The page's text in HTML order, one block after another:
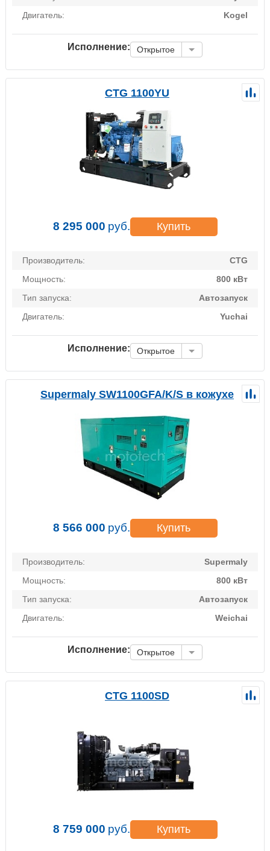
Двигатель:
Kogel
Исполнение: Открытое
CTG 1100YU
8 295 000 руб. Купить
Производитель:
CTG
Мощность:
800 кВт
Тип запуска:
Автозапуск
Двигатель:
Yuchai
Исполнение: Открытое
Supermaly SW1100GFA/K/S в кожухе
8 566 000 руб. Купить
Производитель:
Supermaly
Мощность:
800 кВт
Тип запуска:
Автозапуск
Двигатель:
Weichai
Исполнение: Открытое
CTG 1100SD
8 759 000 руб. Купить